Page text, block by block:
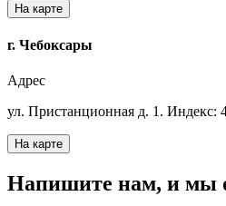
На карте
г. Чебоксары
Адрес
ул. Пристанционная д. 1. Индекс:
На карте
Напишите нам, и мы